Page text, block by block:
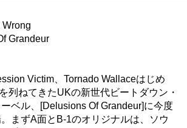
Wrong
Grandeur
Victim、Tornado Wallaceはじめ
列ねてきたUKの新世代ビートダウン・
ベル、[Delusions Of Grandeur]に今度
まずA面とB-1のオリジナルは、ソウ